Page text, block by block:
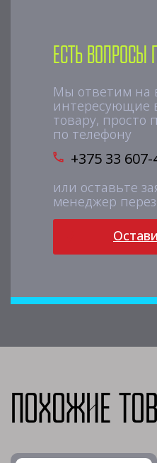
Есть вопросы
Мы ответим на
интересующие
товару, просто
по телефону
+375 33
или оставьте
менеджер
Похожие